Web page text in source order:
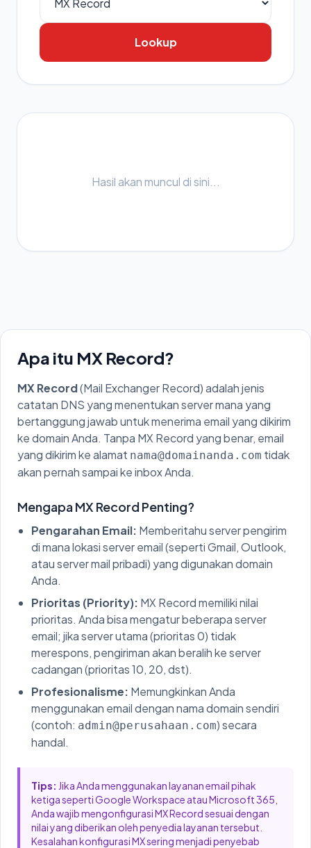
Lookup
Hasil akan muncul di sini...
Apa itu MX Record?
MX Record(Mail Exchanger Record) adalah jenis
catatan DNS yang menentukan server mana yang
bertanggung jawab untuk menerima email yang dikirim
ke domain Anda. Tanpa MX Record yang benar, email
yang dikirim ke alamat nama@domainanda.com tidak
akan pernah sampai ke inbox Anda.
Mengapa MX Record Penting?
Pengarahan Email: Memberitahu server pengirim
di mana lokasi server email (seperti Gmail, Outlook,
atau server mail pribadi) yang digunakan domain
Anda.
Prioritas (Priority): MX Record memiliki nilai
prioritas. Anda bisa mengatur beberapa server
email; jika server utama (prioritas 0) tidak
merespons, pengiriman akan beralih ke server
cadangan (prioritas 10, 20, dst).
Profesionalisme: Memungkinkan Anda
menggunakan email dengan nama domain sendiri
(contoh: admin@perusahaan.com) secara
handal.
Tips: Jika Anda menggunakan layanan email pihak
ketiga seperti Google Workspace atau Microsoft 365,
Anda wajib mengonfigurasi MX Record sesuai dengan
nilai yang diberikan oleh penyedia layanan tersebut.
Kesalahan konfigurasi MX sering menjadi penyebab